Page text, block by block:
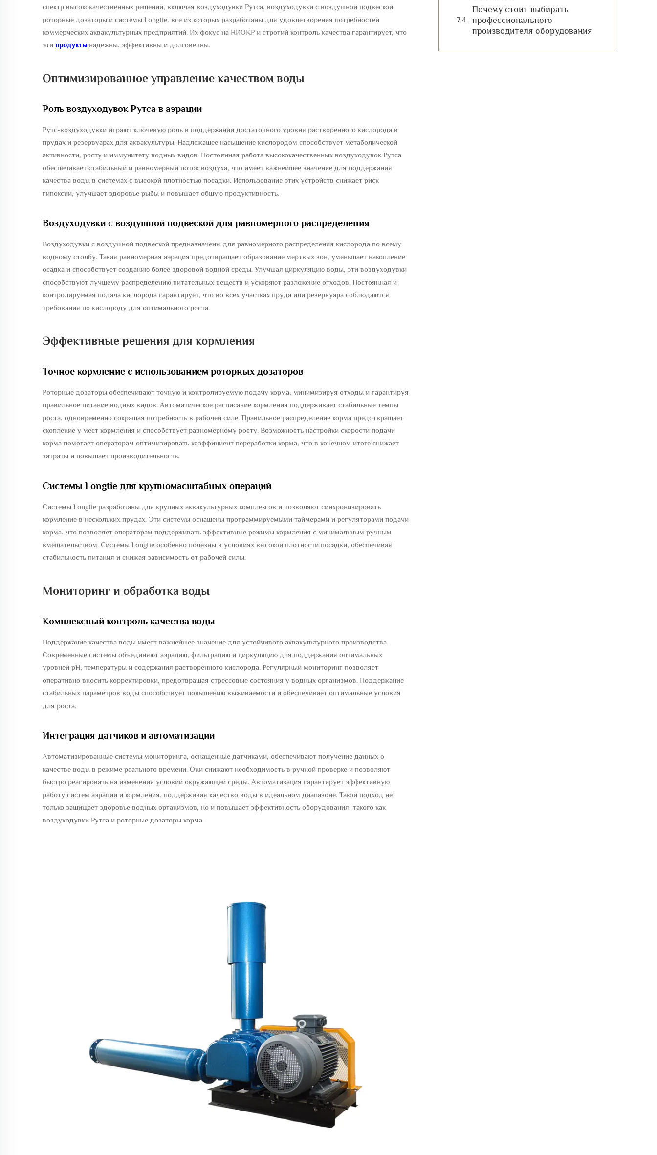
спектр высококачественных решений, включая воздуходувки Рутса, воздуходувки с воздушной подвеской,
роторные дозаторы и системы Longtie, все из которых разработаны для удовлетворения потребностей
коммерческих аквакультурных предприятий. Их фокус на НИОКР и строгий контроль качества гарантирует, что
эти продукты надежны, эффективны и долговечны.
Оптимизированное управление качеством воды
Роль воздуходувок Рутса в аэрации
Рутс-воздуходувки играют ключевую роль в поддержании достаточного уровня растворенного кислорода в
прудах и резервуарах для аквакультуры. Надлежащее насыщение кислородом способствует метаболической
активности, росту и иммунитету водных видов. Постоянная работа высококачественных воздуходувок Рутса
обеспечивает стабильный и равномерный поток воздуха, что имеет важнейшее значение для поддержания
качества воды в системах с высокой плотностью посадки. Использование этих устройств снижает риск
гипоксии, улучшает здоровье рыбы и повышает общую продуктивность.
Воздуходувки с воздушной подвеской для равномерного распределения
Воздуходувки с воздушной подвеской предназначены для равномерного распределения кислорода по всему
водному столбу. Такая равномерная аэрация предотвращает образование мертвых зон, уменьшает накопление
осадка и способствует созданию более здоровой водной среды. Улучшая циркуляцию воды, эти воздуходувки
способствуют лучшему распределению питательных веществ и ускоряют разложение отходов. Постоянная и
контролируемая подача кислорода гарантирует, что во всех участках пруда или резервуара соблюдаются
требования по кислороду для оптимального роста.
Эффективные решения для кормления
Точное кормление с использованием роторных дозаторов
Роторные дозаторы обеспечивают точную и контролируемую подачу корма, минимизируя отходы и гарантируя
правильное питание водных видов. Автоматическое расписание кормления поддерживает стабильные темпы
роста, одновременно сокращая потребность в рабочей силе. Правильное распределение корма предотвращает
скопление у мест кормления и способствует равномерному росту. Возможность настройки скорости подачи
корма помогает операторам оптимизировать коэффициент переработки корма, что в конечном итоге снижает
затраты и повышает производительность.
Системы Longtie для крупномасштабных операций
Системы Longtie разработаны для крупных аквакультурных комплексов и позволяют синхронизировать
кормление в нескольких прудах. Эти системы оснащены программируемыми таймерами и регуляторами подачи
корма, что позволяет операторам поддерживать эффективные режимы кормления с минимальным ручным
вмешательством. Системы Longtie особенно полезны в условиях высокой плотности посадки, обеспечивая
стабильность питания и снижая зависимость от рабочей силы.
Мониторинг и обработка воды
Комплексный контроль качества воды
Поддержание качества воды имеет важнейшее значение для устойчивого аквакультурного производства.
Современные системы объединяют аэрацию, фильтрацию и циркуляцию для поддержания оптимальных
уровней pH, температуры и содержания растворённого кислорода. Регулярный мониторинг позволяет
оперативно вносить корректировки, предотвращая стрессовые состояния у водных организмов. Поддержание
стабильных параметров воды способствует повышению выживаемости и обеспечивает оптимальные условия
для роста.
Интеграция датчиков и автоматизации
Автоматизированные системы мониторинга, оснащённые датчиками, обеспечивают получение данных о
качестве воды в режиме реального времени. Они снижают необходимость в ручной проверке и позволяют
быстро реагировать на изменения условий окружающей среды. Автоматизация гарантирует эффективную
работу систем аэрации и кормления, поддерживая качество воды в идеальном диапазоне. Такой подход не
только защищает здоровье водных организмов, но и повышает эффективность оборудования, такого как
воздуходувки Рутса и роторные дозаторы корма.
Почему стоит выбирать
профессионального
производителя оборудования